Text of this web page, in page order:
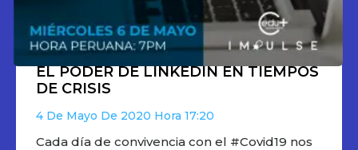
EL PODER DE LINKEDIN EN TIEMPOS
DE CRISIS
4 De Mayo De 2020 17:20
Cada día de convivencia con el #Covid19 nos